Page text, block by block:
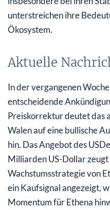
unterstreichen ihre
Ökosystem.
Aktuelle
In der vergangenen
entscheidende
Preiskorrektur deutet das
Walen auf eine bullische
hin. Das Angebot des
Milliarden US-Dollar
Wachstumsstrategie von
ein Kaufsignal angezeigt,
Momentum für Ethena